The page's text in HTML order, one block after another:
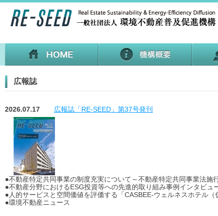
広報誌
2026.07.17 広報誌「RE-SEED」第37号発刊
●不動産特定共同事業の制度充実について～不動産特定共同事業法施
●不動産分野におけるESG投資等への先進的取り組み事例インタビ
●人的サービスと空間価値を評価する「CASBEE-ウェルネスホテル（
●環境不動産ニュース